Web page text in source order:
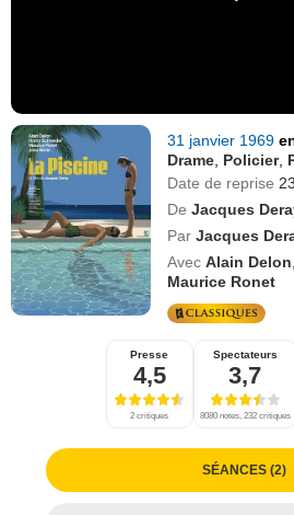
31 janvier 1969
Drame Policier,
Date de reprise
De Jacques
Par Jacques
Avec Alain Delon
Maurice Ronet
Presse
4,5
2 critiques
Spectateurs
3,7
8080 notes, 232 critiques
SÉANCES (2)